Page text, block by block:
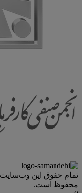
محفوظ است.